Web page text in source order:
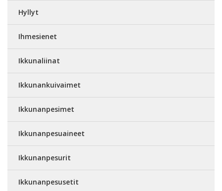
Hyllyt
Ihmesienet
Ikkunaliinat
Ikkunankuivaimet
Ikkunanpesimet
Ikkunanpesuaineet
Ikkunanpesurit
Ikkunanpesusetit